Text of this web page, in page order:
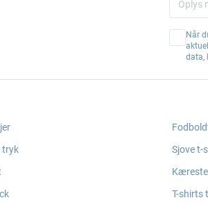
Når
data,
tryk
Sjove t-
T-shirts